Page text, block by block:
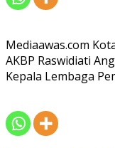
Mediaawas.com
AKBP Raswidiati
Kepala Lembaga